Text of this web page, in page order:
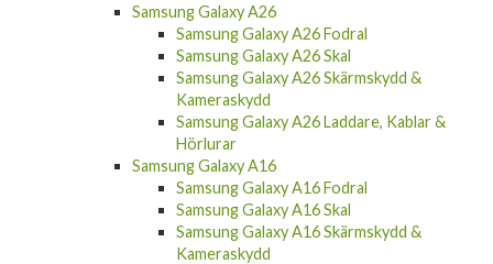
Samsung Galaxy A26
Samsung Galaxy A26 Fodral
Samsung Galaxy A26 Skal
Samsung Galaxy A26 Skärmskydd &
Kameraskydd
Samsung Galaxy A26 Laddare, Kablar &
Hörlurar
Samsung Galaxy A16
Samsung Galaxy A16 Fodral
Samsung Galaxy A16 Skal
Samsung Galaxy A16 Skärmskydd &
Kameraskydd